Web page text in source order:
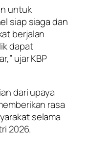
untuk
siap siaga dan
berjalan
dapat
ujar KBP
dari upaya
rasa
selama
2026.